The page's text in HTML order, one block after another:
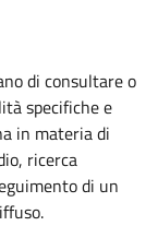
di consultare o
specifiche e
in materia di
ricerca
di un